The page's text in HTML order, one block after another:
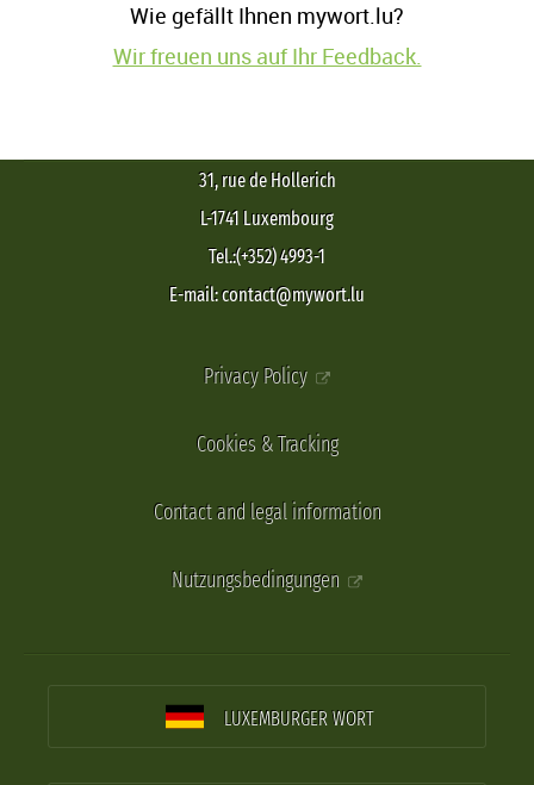
Wie gefällt Ihnen mywort.lu?
Wir freuen uns auf Ihr Feedback.
31, rue de Hollerich
L-1741 Luxembourg
Tel.:(+352) 4993-1
E-mail: contact@mywort.lu
Privacy Policy
Cookies & Tracking
Contact and legal information
Nutzungsbedingungen
LUXEMBURGER WORT